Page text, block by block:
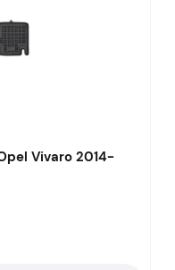
Vivaro 2014-